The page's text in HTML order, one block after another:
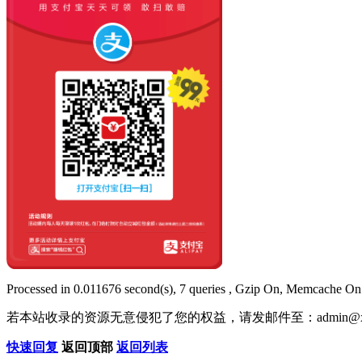
Processed in 0.011676 second(s), 7 queries , Gzip On, Memcache
若本站收录的资源无意侵犯了您的权益，请发邮件至：
快速回复 返回顶部 返回列表